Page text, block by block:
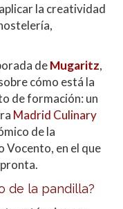
la creatividad
deMugaritz,
cómo está la
de formación: un
Madrid Culinary
de la
Vocento, en el que
de la pandilla?